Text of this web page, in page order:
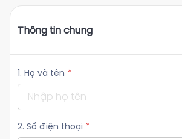
Thông tin chung
1. Họ và tên *
2. Số điện thoại *